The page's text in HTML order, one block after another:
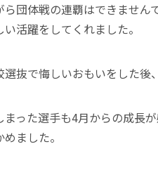
ら団体戦の連覇はできません
活躍をしてくれました。
選抜で悔しいおもいをした後
まった選手も4月からの成長
ました。